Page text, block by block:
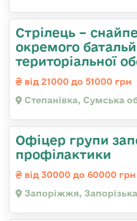
Стрілець –
окремого
територіальної
від 21000 до 51000 грн
Степанівка, Сумська
Офіцер групи
профілактики
від 30000 до 60000 грн
Запоріжжя,